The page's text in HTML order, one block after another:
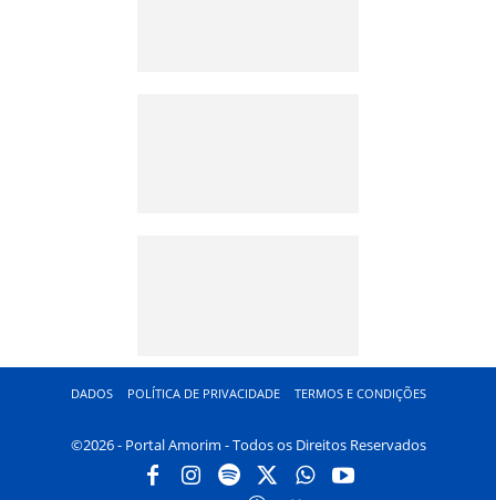
DADOS POLÍTICA DE PRIVACIDADE TERMOS E CONDIÇÕES
©2026 - Portal Amorim - Todos os Direitos Reservados